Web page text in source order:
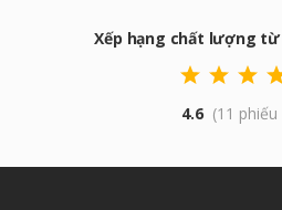
Xếp hạng chất lượng từ
4.6 (11 phiếu